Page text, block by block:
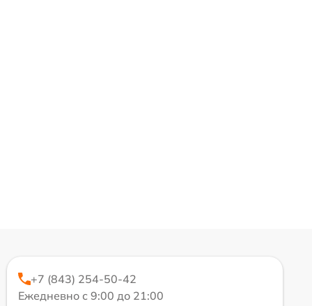
+7 (843) 254-50-42
Ежедневно с 9:00 до 21:00